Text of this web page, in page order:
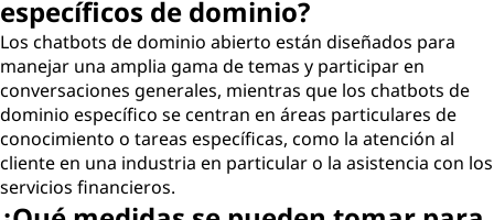
específicos de dominio?
Los chatbots de dominio abierto están diseñados para
manejar una amplia gama de temas y participar en
conversaciones generales, mientras que los chatbots de
dominio específico se centran en áreas particulares de
conocimiento o tareas específicas, como la atención al
cliente en una industria en particular o la asistencia con los
servicios financieros.